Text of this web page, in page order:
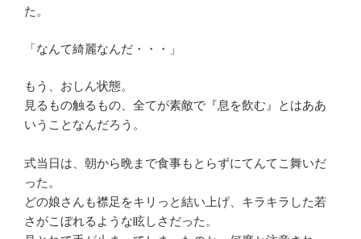
た。
「なんて綺麗なんだ・・・」
もう、おしん状態。
見るもの触るもの、全てが素敵で『息を飲む』とはああ
いうことなんだろう。
式当日は、朝から晩まで食事もとらずにてんてこ舞いだ
った。
どの娘さんも襟足をキリっと結い上げ、キラキラした若
さがこぼれるような眩しさだった。